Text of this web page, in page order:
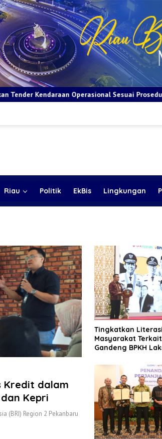
Sesuai Prosedur dan Prinsip GCG
Riau Politik EkBis Lingkungan
Kredit dalam
Kepri
(BRI) Region 2 Pekanbaru
Tingkatkan
Masyarakat
Gandeng BPKH